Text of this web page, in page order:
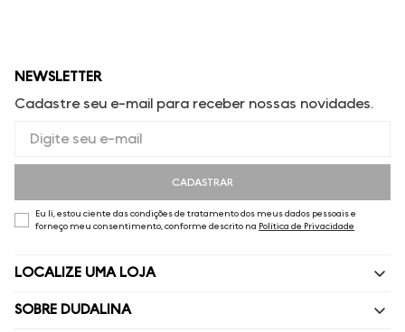
NEWSLETTER
Cadastre seu e-mail para receber nossas novidades.
CADASTRAR
Eu li, estou ciente das condições de tratamento dos meus dados pessoais e
forneço meu consentimento, conforme descrito na Política de Privacidade
LOCALIZE UMA LOJA
SOBRE DUDALINA